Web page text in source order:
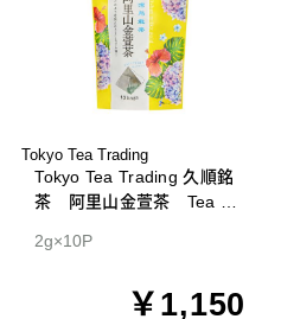
Tokyo Tea Trading
Tokyo Tea Trading 久順銘
茶 阿里山金萱茶 Tea Ba
2g×10P
￥1,150